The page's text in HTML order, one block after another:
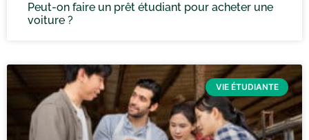
Peut-on faire un prêt étudiant pour acheter une
voiture​ ?
VIE ÉTUDIANTE